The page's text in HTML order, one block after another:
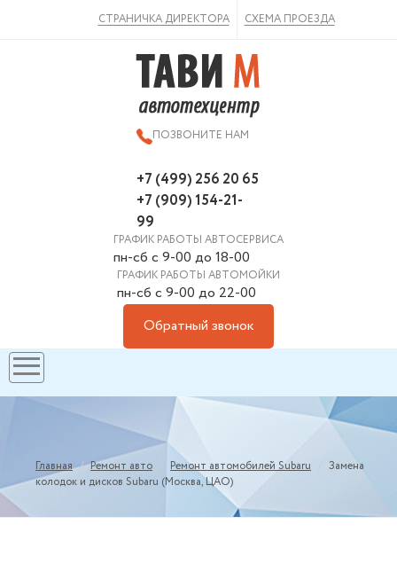
ВКонтакте
СТРАНИЧКА ДИРЕКТОРА СХЕМА ПРОЕЗДА
ПОЗВОНИТЕ НАМ
+7 (499) 256 20 65
+7 (909) 154-21-
99
ГРАФИК РАБОТЫ АВТОСЕРВИСА
пн-сб с 9-00 до 18-00
ГРАФИК РАБОТЫ АВТОМОЙКИ
пн-сб с 9-00 до 22-00
Обратный звонок
Главная / Ремонт авто Ремонт автомобилей Subaru / Замена
колодок и дисков Subaru (Москва, ЦАО)